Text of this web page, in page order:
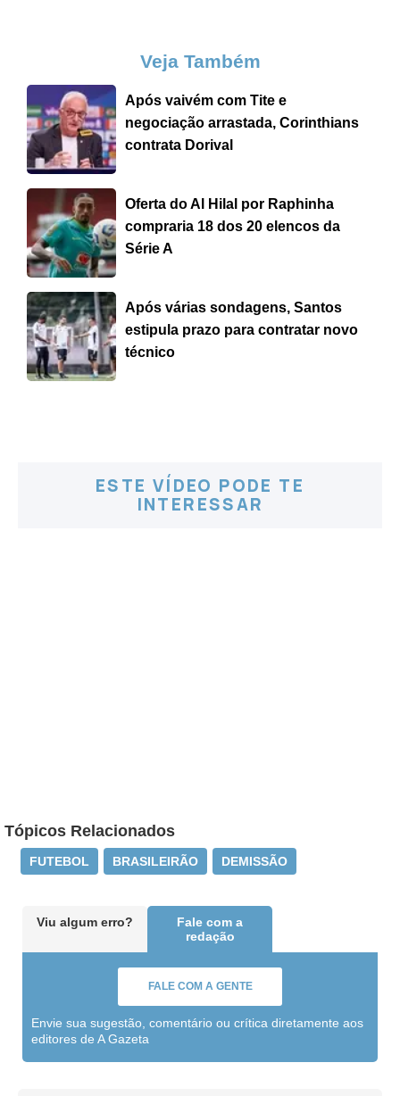
Veja Também
Após vaivém com Tite e
negociação arrastada, Corinthians
contrata Dorival
Oferta do Al Hilal por Raphinha
compraria 18 dos 20 elencos da
Série A
Após várias sondagens, Santos
estipula prazo para contratar novo
técnico
ESTE VÍDEO PODE TE
INTERESSAR
Tópicos Relacionados
FUTEBOL BRASILEIRÃO DEMISSÃO
Viu algum erro?
Fale com a
redação
FALE COM A GENTE
Envie sua sugestão, comentário ou crítica diretamente aos
editores de A Gazeta